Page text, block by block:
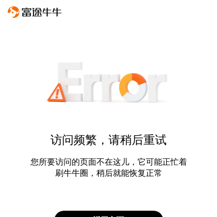
访问频繁，请稍后重试
您所要访问的页面不在这儿，它可能正忙着
刷牛牛圈，稍后就能恢复正常